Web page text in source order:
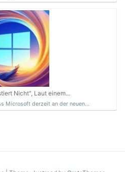
Nicht", Laut einem…
Microsoft derzeit an der neuen…